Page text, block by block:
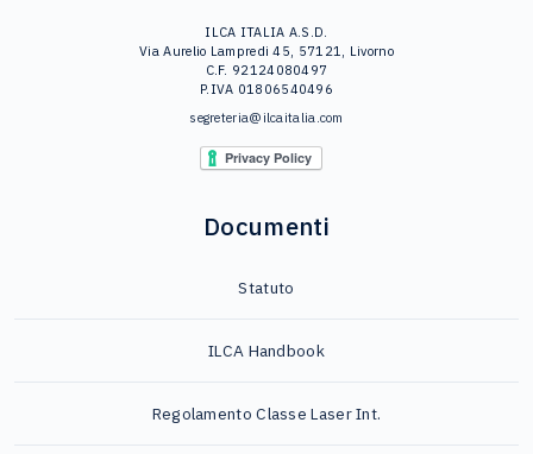
ILCA ITALIA A.S.D.
Via Aurelio Lampredi 45, 57121, Livorno
C.F. 92124080497
P.IVA 01806540496
segreteria@ilcaitalia.com
Documenti
Statuto
ILCA Handbook
Regolamento Classe Laser Int.